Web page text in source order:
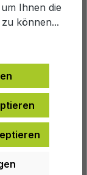
Ihnen die
können...